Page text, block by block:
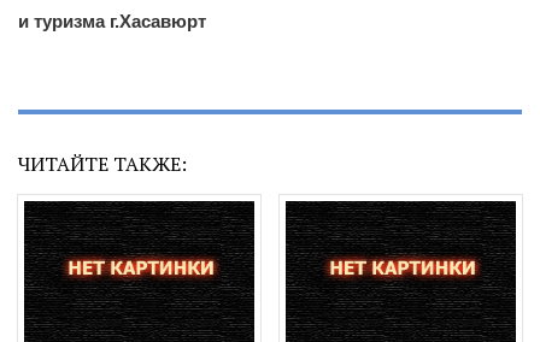
и туризма г.Хасавюрт
ЧИТАЙТЕ ТАКЖЕ: